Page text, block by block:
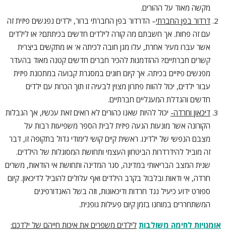
מקשה מאוד על ההורים.
דרדור בפן החברתי– הדרדור בפן החברתי ברור, ילדים נפגשים פיזית זה
עם זה פחות. אך חשבתם מה קורה לילדים חדשים בכיתתם? או לילדים
אשר עברו מעיר אחרת, עלו מגן חובה לכיתה א' או מתקשים ביצרית
קשרים חברתיים? ההזדמנות להכיר חברים חדשים קטנה מאוד בהעדר
מפגשים פיזיים בכיתה. אך קיום חוגים במסגרת קבועה במתכונת פיזית
עבור ילדים, יכול להוות פתרון מצוין לבעיה זו תוך הכרות עם ילדים
חדשים והגדלת המעגליים חברתיים.
דיכאון וחרדה- יכול להיות שאנו כהורים לא רואים זאת עכשיו, אך הגבלות
הקורונה אשר מונעות הגעה פיזית לבית הספר משפיעות רבות על
מצבם הנפשי של ילדינו. ראשית קיים קושי לימודי גדול בתקופה זו, דבר
זה מוביל להידרדרות הביטחון העצמי ותחושת המסוגלות של הילדים.
שנית המצב הבריאותי במדינה, סגר המדינה ותחושת אי הודאות, משרים
חרדה, אי ודאות ובלבול בקרב הילדים ואף עלולים להוביל לדיכאון. קיום
ספורט ידוע כיעיל נגד חרדות ודיכאונות, וזה בשל האנדורפינים
המשתחררים במוחנו בזמן קיום פעילות גופנית.
אומנויות לחימה משולבות לילדים משפרים את איכות חייהם של ילדכם: